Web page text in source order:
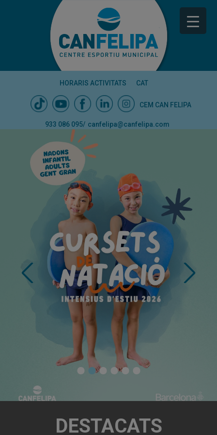
HORARIS ACTIVITATS CAT
CEM CAN FELIPA
933 086 095/ canfelipa@canfelipa.com
DESTACATS